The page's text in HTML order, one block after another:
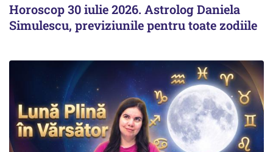
Horoscop 30 iulie 2026. Astrolog Daniela
Simulescu, previziunile pentru toate zodiile